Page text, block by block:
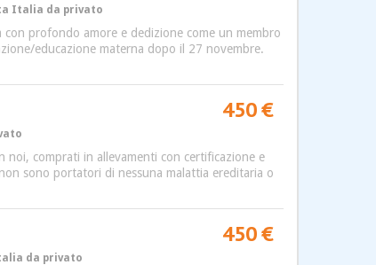
Italia da privato
con profondo amore e dedizione come un membro
educazione materna dopo il 27 novembre.
450 €
comprati in allevamenti con certificazione e
sono portatori di nessuna malattia ereditaria o
450 €
da privato